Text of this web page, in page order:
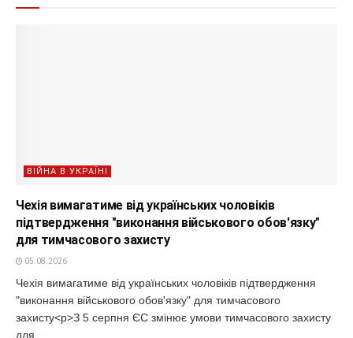
ВІЙНА В УКРАЇНІ
Чехія вимагатиме від українських чоловіків
підтвердження "виконання військового обов'язку"
для тимчасового захисту
05.08.2026
Чехія вимагатиме від українських чоловіків підтвердження
"виконання військового обов'язку" для тимчасового
захисту<p>З 5 серпня ЄС змінює умови тимчасового захисту
для...